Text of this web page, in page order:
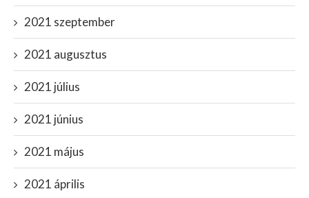
2021 szeptember
2021 augusztus
2021 július
2021 június
2021 május
2021 április